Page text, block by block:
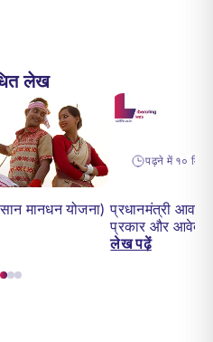
लेख
मानधन योजना)
पढ़ने में १०
प्रधानमंत्री आवास
प्रकार और
लेख पढ़ें